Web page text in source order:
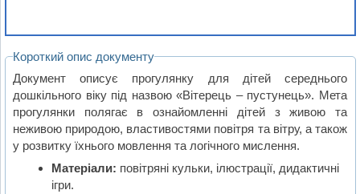
Короткий опис документу
Документ описує прогулянку для дітей середнього
дошкільного віку під назвою «Вітерець – пустунець». Мета
прогулянки полягає в ознайомленні дітей з живою та
неживою природою, властивостями повітря та вітру, а також
у розвитку їхнього мовлення та логічного мислення.
Матеріали: повітряні кульки, ілюстрації, дидактичні
ігри.